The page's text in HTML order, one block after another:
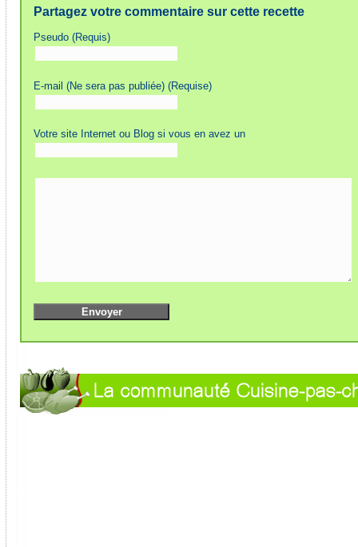
Partagez votre commentaire sur cette recette
Pseudo (Requis)
E-mail (Ne sera pas publiée) (Requise)
Votre site Internet ou Blog si vous en avez un